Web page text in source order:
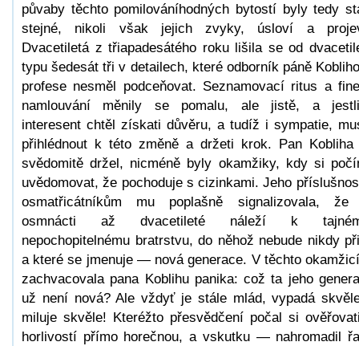
půvaby těchto pomilováníhodných bytostí byly tedy
stejné, nikoli však jejich zvyky, úsloví a
Dvacetiletá z třiapadesátého roku lišila se od
typu šedesát tři v detailech, které odborník páně
profese nesměl podceňovat. Seznamovací ritus a
namlouvání měnily se pomalu, ale jistě, a
interesent chtěl získati důvěru, a tudíž i sympatie,
přihlédnout k této změně a držeti krok. Pan Kobliha
svědomitě držel, nicméně byly okamžiky, kdy si
uvědomovat, že pochoduje s cizinkami. Jeho
osmatřicátníkům mu poplašně signalizovala,
osmnácti až dvacetileté náleží k
nepochopitelnému bratrstvu, do něhož nebude nikdy
a které se jmenuje — nová generace. V těchto
zachvacovala pana Koblihu panika: což ta jeho
už není nová? Ale vždyť je stále mlád, vypadá
miluje skvěle! Kteréžto přesvědčení počal si
horlivostí přímo horečnou, a vskutku — nahromadil